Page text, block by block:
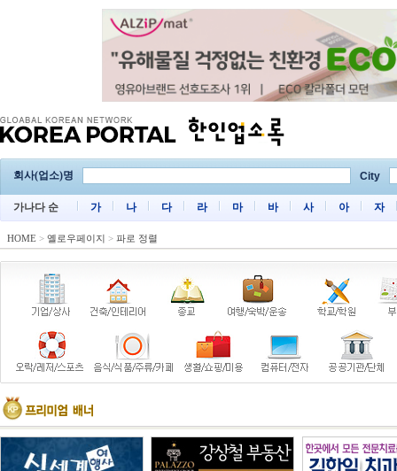
회사(업소)명 City
가나다 순 가 나 다 라 마 바 사 아 자
HOME > 옐로우페이지 > 파로 정렬